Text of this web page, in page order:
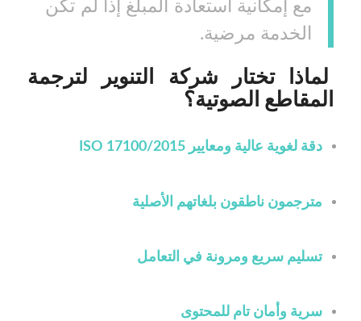
مع إمكانية استعادة المبلغ إذا لم تكن
الخدمة مرضية.
لماذا تختار شركة التنوير لترجمة
المقاطع الصوتية؟
دقة لغوية عالية ومعايير ISO 17100/2015
مترجمون ناطقون بلغاتهم الأصلية
تسليم سريع ومرونة في التعامل
سرية وأمان تام للمحتوى